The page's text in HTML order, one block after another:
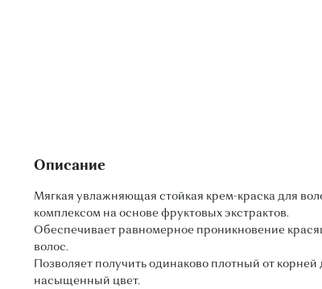
Описание
Мягкая увлажняющая стойкая крем-краска для
комплексом на основе фруктовых экстрактов.
Обеспечивает равномерное проникновение
волос.
Позволяет получить одинаково плотный от
насыщенный цвет.